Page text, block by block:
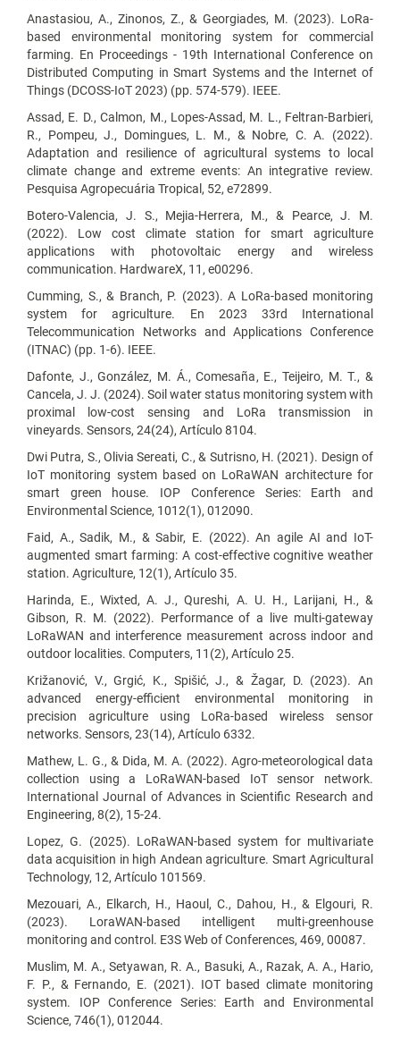
Anastasiou, A., Zinonos, Z., & Georgiades, M. (2023). LoRa-
based environmental monitoring system for commercial
farming. En Proceedings - 19th International Conference on
Distributed Computing in Smart Systems and the Internet of
Things (DCOSS-IoT 2023) (pp. 574-579). IEEE.
Assad, E. D., Calmon, M., Lopes-Assad, M. L., Feltran-Barbieri,
R., Pompeu, J., Domingues, L. M., & Nobre, C. A. (2022).
Adaptation and resilience of agricultural systems to local
climate change and extreme events: An integrative review.
Pesquisa Agropecuária Tropical, 52, e72899.
Botero-Valencia, J. S., Mejia-Herrera, M., & Pearce, J. M.
(2022). Low cost climate station for smart agriculture
applications with photovoltaic energy and wireless
communication. HardwareX, 11, e00296.
Cumming, S., & Branch, P. (2023). A LoRa-based monitoring
system for agriculture. En 2023 33rd International
Telecommunication Networks and Applications Conference
(ITNAC) (pp. 1-6). IEEE.
Dafonte, J., González, M. Á., Comesaña, E., Teijeiro, M. T., &
Cancela, J. J. (2024). Soil water status monitoring system with
proximal low-cost sensing and LoRa transmission in
vineyards. Sensors, 24(24), Artículo 8104.
Dwi Putra, S., Olivia Sereati, C., & Sutrisno, H. (2021). Design of
IoT monitoring system based on LoRaWAN architecture for
smart green house. IOP Conference Series: Earth and
Environmental Science, 1012(1), 012090.
Faid, A., Sadik, M., & Sabir, E. (2022). An agile AI and IoT-
augmented smart farming: A cost-effective cognitive weather
station. Agriculture, 12(1), Artículo 35.
Harinda, E., Wixted, A. J., Qureshi, A. U. H., Larijani, H., &
Gibson, R. M. (2022). Performance of a live multi-gateway
LoRaWAN and interference measurement across indoor and
outdoor localities. Computers, 11(2), Artículo 25.
Križanović, V., Grgić, K., Spišić, J., & Žagar, D. (2023). An
advanced energy-efficient environmental monitoring in
precision agriculture using LoRa-based wireless sensor
networks. Sensors, 23(14), Artículo 6332.
Mathew, L. G., & Dida, M. A. (2022). Agro-meteorological data
collection using a LoRaWAN-based IoT sensor network.
International Journal of Advances in Scientific Research and
Engineering, 8(2), 15-24.
Lopez, G. (2025). LoRaWAN-based system for multivariate
data acquisition in high Andean agriculture. Smart Agricultural
Technology, 12, Artículo 101569.
Mezouari, A., Elkarch, H., Haoul, C., Dahou, H., & Elgouri, R.
(2023). LoraWAN-based intelligent multi-greenhouse
monitoring and control. E3S Web of Conferences, 469, 00087.
Muslim, M. A., Setyawan, R. A., Basuki, A., Razak, A. A., Hario,
F. P., & Fernando, E. (2021). IOT based climate monitoring
system. IOP Conference Series: Earth and Environmental
Science, 746(1), 012044.